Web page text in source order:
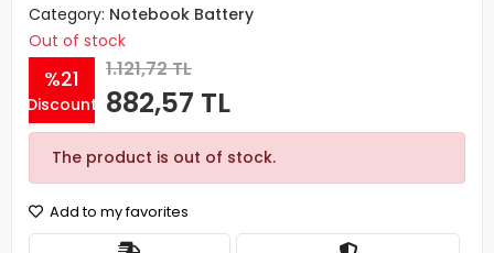
Category: Notebook Battery
Out of stock
%21
Discount
1.121,72 TL
882,57 TL
The product is out of stock.
Add to my favorites